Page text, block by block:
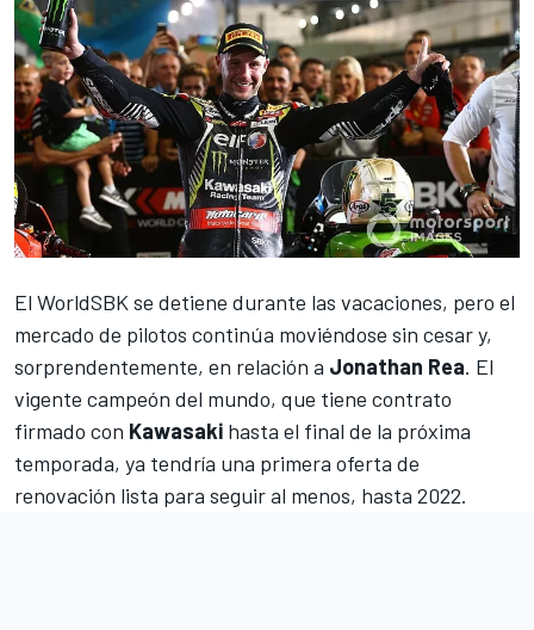
El WorldSBK se detiene durante las vacaciones, pero el
mercado de pilotos continúa moviéndose sin cesar y,
sorprendentemente, en relación a Jonathan Rea. El
vigente campeón del mundo, que tiene contrato
firmado con Kawasaki hasta el final de la próxima
temporada, ya tendría una primera oferta de
renovación lista para seguir al menos, hasta 2022.